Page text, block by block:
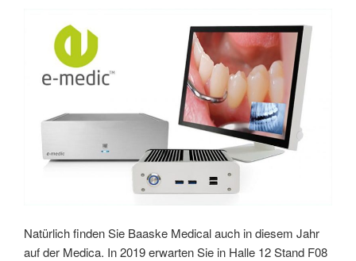
Natürlich finden Sie Baaske Medical auch in diesem Jahr
auf der Medica. In 2019 erwarten Sie in Halle 12 Stand F08